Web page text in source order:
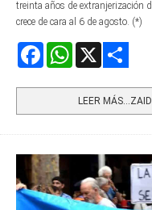
treinta años de extranjerización
crece de cara al 6 de agosto. (*)
FacebookWhatsApp
LEER